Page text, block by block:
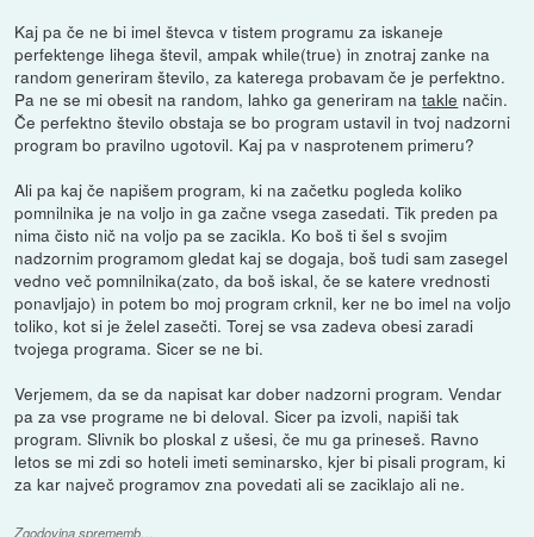
Kaj pa če ne bi imel števca v tistem programu za iskaneje
perfektenge lihega števil, ampak while(true) in znotraj zanke na
random generiram število, za katerega probavam če je perfektno.
Pa ne se mi obesit na random, lahko ga generiram natakle način.
Če perfektno število obstaja se bo program ustavil in tvoj nadzorni
program bo pravilno ugotovil. Kaj pa v nasprotenem primeru?
Ali pa kaj če napišem program, ki na začetku pogleda koliko
pomnilnika je na voljo in ga začne vsega zasedati. Tik preden pa
nima čisto nič na voljo pa se zacikla. Ko boš ti šel s svojim
nadzornim programom gledat kaj se dogaja, boš tudi sam zasegel
vedno več pomnilnika(zato, da boš iskal, če se katere vrednosti
ponavljajo) in potem bo moj program crknil, ker ne bo imel na voljo
toliko, kot si je želel zasečti. Torej se vsa zadeva obesi zaradi
tvojega programa. Sicer se ne bi.
Verjemem, da se da napisat kar dober nadzorni program. Vendar
pa za vse programe ne bi deloval. Sicer pa izvoli, napiši tak
program. Slivnik bo ploskal z ušesi, če mu ga prineseš. Ravno
letos se mi zdi so hoteli imeti seminarsko, kjer bi pisali program, ki
za kar največ programov zna povedati ali se zaciklajo ali ne.
Zgodovina sprememb…